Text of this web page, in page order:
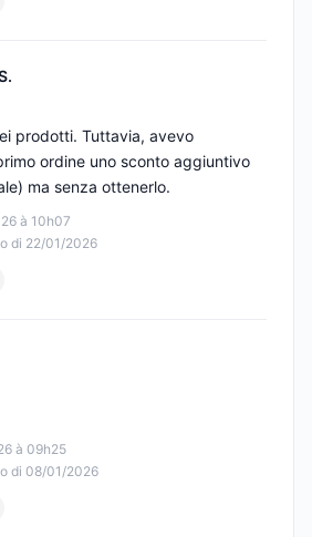
à 10h07
di 22/01/2026
prodotti. Tuttavia, avevo
ordine uno sconto aggiuntivo
ma senza ottenerlo.
à 09h25
di 08/01/2026